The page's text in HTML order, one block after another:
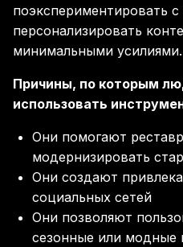
поэкспериментировать
персонализировать
минимальными усилиями.
Причины, по которым
использовать
Они помогают
модернизировать
Они создают
социальных сетей
Они позволяют
сезонные или модные